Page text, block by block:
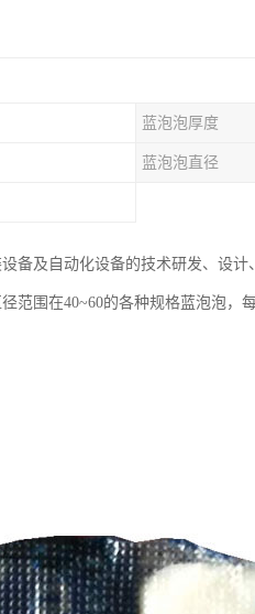
蓝泡泡厚度
蓝泡泡直径
备及自动化设备的技术研发、设计
范围在40~60的各种规格蓝泡泡，